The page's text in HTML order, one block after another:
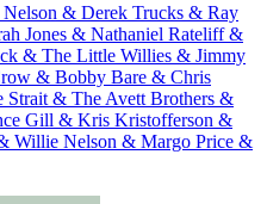
& Derek Trucks & Ray
Jones & Nathaniel Rateliff &
& The Little Willies & Jimmy
& Bobby Bare & Chris
Strait & The Avett Brothers &
Gill & Kris Kristofferson &
Willie Nelson & Margo Price &